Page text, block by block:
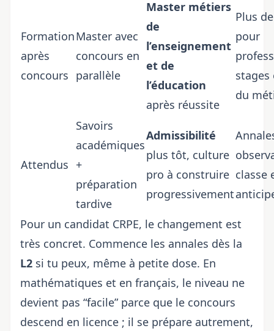
Formation
après
concours
Master avec
concours en
parallèle
Master métiers
de
l’enseignement
et de
l’éducation
après réussite
Plus
pour
stages
du
Attendus
Savoirs
académiques
+
préparation
tardive
Admissibilité
plus tôt, culture
pro à construire
progressivement
classe
Pour un candidat CRPE, le changement est
très concret. Commence les annales dès la
L2 si tu peux, même à petite dose. En
mathématiques et en français, le niveau ne
devient pas “facile” parce que le concours
descend en licence ; il se prépare autrement,